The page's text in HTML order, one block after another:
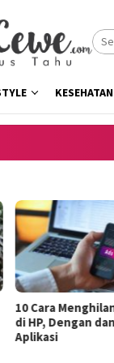
KESEHATAN
Iklan
dan Tanpa